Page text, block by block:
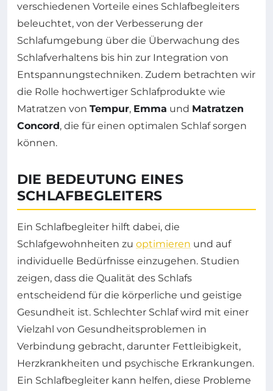
verschiedenen Vorteile eines Schlafbegleiters
beleuchtet, von der Verbesserung der
Schlafumgebung über die Überwachung des
Schlafverhaltens bis hin zur Integration von
Entspannungstechniken. Zudem betrachten wir
die Rolle hochwertiger Schlafprodukte wie
Matratzen von Tempur, Emma und Matratzen
Concord, die für einen optimalen Schlaf sorgen
können.
DIE BEDEUTUNG EINES
SCHLAFBEGLEITERS
Ein Schlafbegleiter hilft dabei, die
Schlafgewohnheiten zu optimieren und auf
individuelle Bedürfnisse einzugehen. Studien
zeigen, dass die Qualität des Schlafs
entscheidend für die körperliche und geistige
Gesundheit ist. Schlechter Schlaf wird mit einer
Vielzahl von Gesundheitsproblemen in
Verbindung gebracht, darunter Fettleibigkeit,
Herzkrankheiten und psychische Erkrankungen.
Ein Schlafbegleiter kann helfen, diese Probleme